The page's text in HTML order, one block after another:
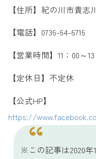
【住所】紀の川市貴志
【電話】0736-64-6716
【営業時間】11：00～
【定休日】不定休
【公式HP】
https://
※この記事は2020年